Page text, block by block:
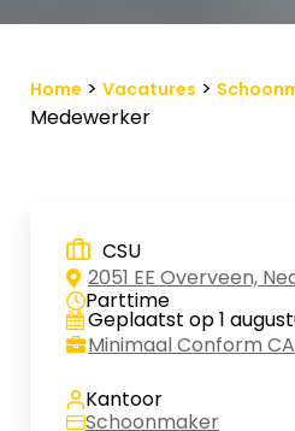
Home > Vacatures >
Medewerker
CSU
2051 EE Overveen,
Parttime
Geplaatst op 1
Minimaal Conform
Kantoor
Schoonmaker
Bewaarde vacatures